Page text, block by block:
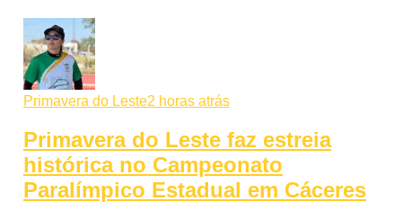
Primavera do Leste2 horas atrás
Primavera do Leste faz estreia
histórica no Campeonato
Paralímpico Estadual em Cáceres